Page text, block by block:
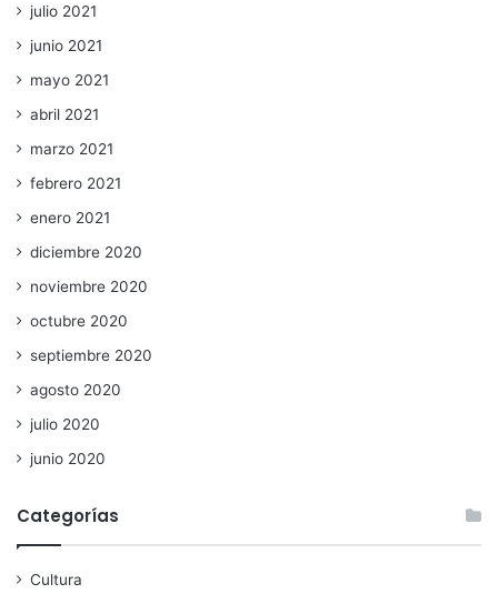
julio 2021
junio 2021
mayo 2021
abril 2021
marzo 2021
febrero 2021
enero 2021
diciembre 2020
noviembre 2020
octubre 2020
septiembre 2020
agosto 2020
julio 2020
junio 2020
Categorías
Cultura